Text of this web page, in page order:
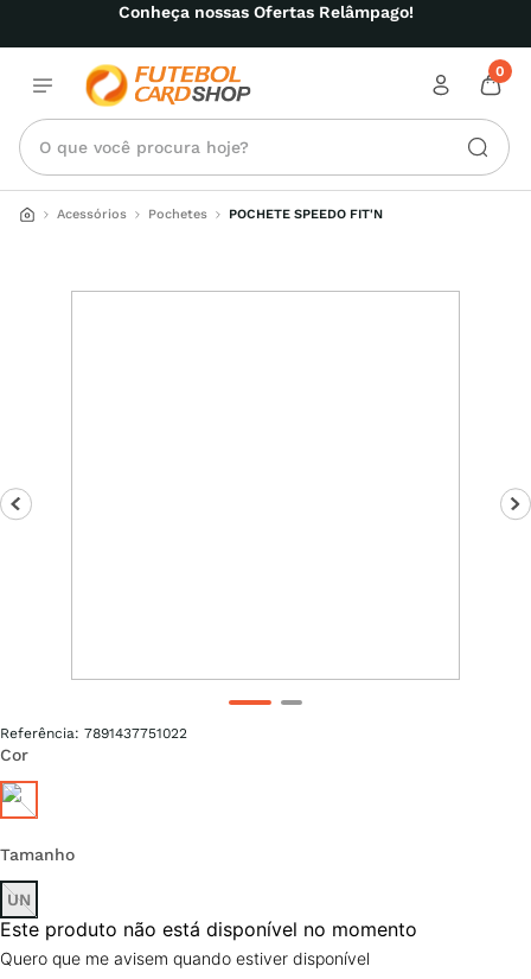
Conheça nossas Ofertas Relâmpago!
0
O que você procura hoje?
Acessórios Pochetes POCHETE SPEEDO FIT'N
Referência: 7891437751022
Cor
Tamanho
UN
Este produto não está disponível no momento
Quero que me avisem quando estiver disponível